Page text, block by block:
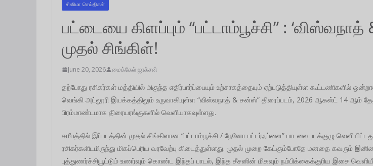
சினிமா செய்திகள்
பட்டையை கிளப்பும் “பட்டாம்பூச்சி” :
முதல் சிங்கிள்!
June 20, 2026 மைக்கேல் ஜாக்சன்
தற்போது ரசிகர்கள் மத்தியில் மிகுந்த எதிர்பார்ப்பையும் உற்சாகத்தையும் ஏற்படுத்தியுள்ள கூட்டணிகளில்
வெங்கி அட்லூரி இயக்கத்திலும் உருவாகியுள்ள “விஸ்வநாத் & சன்ஸ்” திரைப்படம், 2026 ஆகஸ்ட் 14 ஆம்
பிரம்மாண்டமாக திரையரங்குகளில் வெளியாகவுள்ளது.
சமீபத்தில் இப்படத்தின் முதல் சிங்கிளான “பட்டாம்பூச்சி / நேனோ பட்டர்ஃப்ளை” பாடலை படக்குழு
ரசிகர்களிடமிருந்து மிகப்பெரிய வரவேற்பு கிடைத்துள்ளது. முதல் முறை கேட்கும்போதே மனதை கவரும்
புத்துணர்ச்சியூட்டும் உணர்வும் கொண்ட இந்தப் பாடல், இந்த சீசனின் மிகவும் நம்பிக்கைக்குரிய இசை